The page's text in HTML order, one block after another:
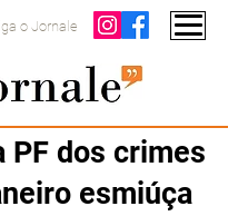
o Jornale
PF dos crimes
esmiúça